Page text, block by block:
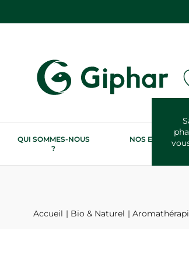
QUI SOMMES-NOUS
?
NOS
RSE
Accueil Bio & Naturel